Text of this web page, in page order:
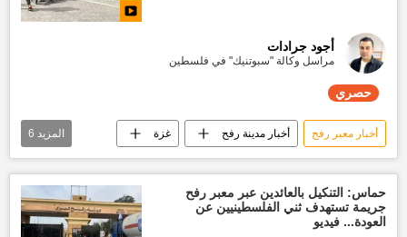
أجود جرادات
مراسل وكالة "سبوتنيك" في فلسطين
حصري
أخبار معبر رفح أخبار مدينة رفح غزة
قطاع غزة العدوان الإسرائيلي على غزة
إسرائيل أخبار إسرائيل اليوم حصري
تقارير سبوتنيك
المزيد 6
حماس: التنكيل بالعائدين عبر معبر رفح
جريمة تستهدف ثني الفلسطينيين عن
العودة... فيديو